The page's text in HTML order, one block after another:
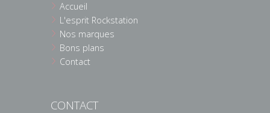
Accueil
L'esprit Rockstation
Nos marques
Bons plans
Contact
CONTACT